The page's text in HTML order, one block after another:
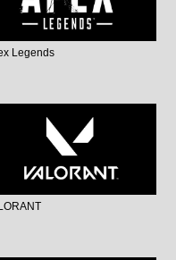
Legends